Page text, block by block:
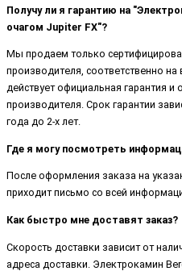
Получу ли я гарантию на
очагом Jupiter FX"?
Мы продаем только
производителя, соответственно на
действует официальная гарантия и
производителя. Срок гарантии
года до 2-х лет.
Где я могу посмотреть
После оформления заказа на
приходит письмо со всей
Как быстро мне доставят заказ?
Скорость доставки зависит от
адреса доставки. Электрокамин